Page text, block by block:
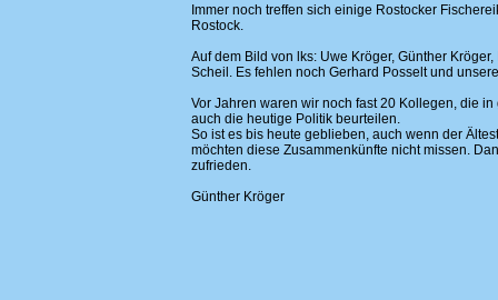
Immer noch treffen sich einige Rostocker
Rostock.
Auf dem Bild von lks: Uwe Kröger, Günther
Scheil. Es fehlen noch Gerhard Posselt und
Vor Jahren waren wir noch fast 20 Kollegen, die
auch die heutige Politik beurteilen.
So ist es bis heute geblieben, auch wenn der
möchten diese Zusammenkünfte nicht missen.
zufrieden.
Günther Kröger